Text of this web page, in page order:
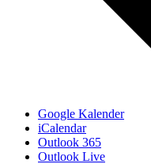
Google Kalender
iCalendar
Outlook 365
Outlook Live